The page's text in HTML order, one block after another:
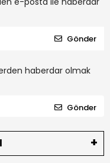
Gönder
haberdar olmak
Gönder